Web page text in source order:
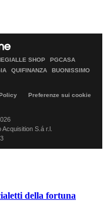
SHOP
PGCASA
QUIFINANZA
BUONISSIMO
Preferenze sui cookie
S.á r.l.
della fortuna